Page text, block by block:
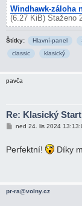
Windhawk-záloha
(6.27 KiB) Staženo
Štítky: Hlavní-panel
classic
klasický
pavča
Re: Klasický
P
s
ned 24. lis 2024
Perfektní! Díky
pr-ra@volny.cz